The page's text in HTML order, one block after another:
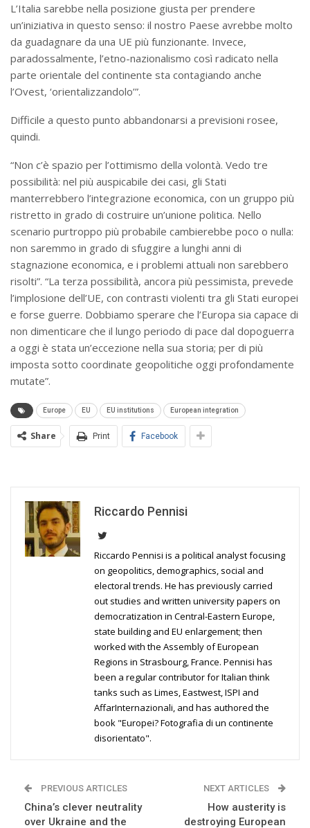
L’Italia sarebbe nella posizione giusta per prendere
un’iniziativa in questo senso: il nostro Paese avrebbe molto
da guadagnare da una UE più funzionante. Invece,
paradossalmente, l’etno-nazionalismo così radicato nella
parte orientale del continente sta contagiando anche
l’Ovest, ‘orientalizzandolo’”.
Difficile a questo punto abbandonarsi a previsioni rosee,
quindi.
“Non c’è spazio per l’ottimismo della volontà. Vedo tre
possibilità: nel più auspicabile dei casi, gli Stati
manterrebbero l’integrazione economica, con un gruppo più
ristretto in grado di costruire un’unione politica. Nello
scenario purtroppo più probabile cambierebbe poco o nulla:
non saremmo in grado di sfuggire a lunghi anni di
stagnazione economica, e i problemi attuali non sarebbero
risolti”. “La terza possibilità, ancora più pessimista, prevede
l’implosione dell’UE, con contrasti violenti tra gli Stati europei
e forse guerre. Dobbiamo sperare che l’Europa sia capace di
non dimenticare che il lungo periodo di pace dal dopoguerra
a oggi è stata un’eccezione nella sua storia; per di più
imposta sotto coordinate geopolitiche oggi profondamente
mutate”.
Europe EU EU institutions European integration
Share Print Facebook
Riccardo Pennisi
Riccardo Pennisi is a political analyst focusing
on geopolitics, demographics, social and
electoral trends. He has previously carried
out studies and written university papers on
democratization in Central-Eastern Europe,
state building and EU enlargement; then
worked with the Assembly of European
Regions in Strasbourg, France. Pennisi has
been a regular contributor for Italian think
tanks such as Limes, Eastwest, ISPI and
AffarInternazionali, and has authored the
book "Europei? Fotografia di un continente
disorientato".
PREVIOUS ARTICLES
China’s clever neutrality
over Ukraine and the
NEXT ARTICLES
How austerity is
destroying European